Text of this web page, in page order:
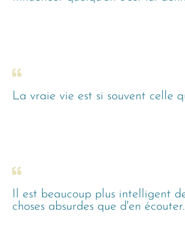
La vraie vie est si souvent celle
Il est beaucoup plus intelligent
choses absurdes que d'en écouter.